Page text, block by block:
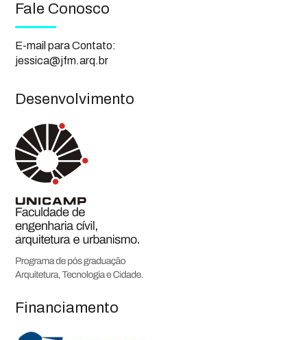
Fale Conosco
E-mail para Contato:
jessica@jfm.arq.br
Desenvolvimento
Financiamento